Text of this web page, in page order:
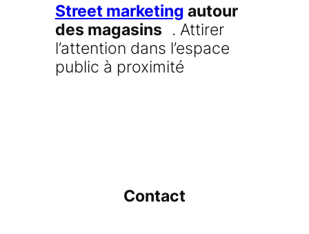
Street marketing autour
des magasins . Attirer
l’attention dans l’espace
public à proximité
Contact